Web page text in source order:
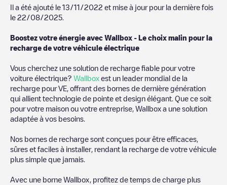
Il a été ajouté le 13/11/2022 et mise à jour pour la dernière fois
le 22/08/2025
Boostez votre énergie avec Wallbox - Le choix malin pour la
recharge de votre véhicule électrique
Vous cherchez une solution de recharge fiable pour votre
voiture électrique? Wallbox est un leader mondial de la
recharge pour VE, offrant des bornes de dernière génération
qui allient technologie de pointe et design élégant. Que ce soit
pour votre maison ou votre entreprise, Wallbox a une solution
adaptée à vos besoins.
Nos bornes de recharge sont conçues pour être efficaces,
sûres et faciles à installer, rendant la recharge de votre véhicule
plus simple que jamais.
Avec une borne Wallbox, profitez de temps de charge plus